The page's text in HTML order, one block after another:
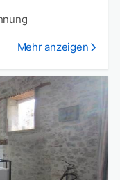
Mehr anzeigen